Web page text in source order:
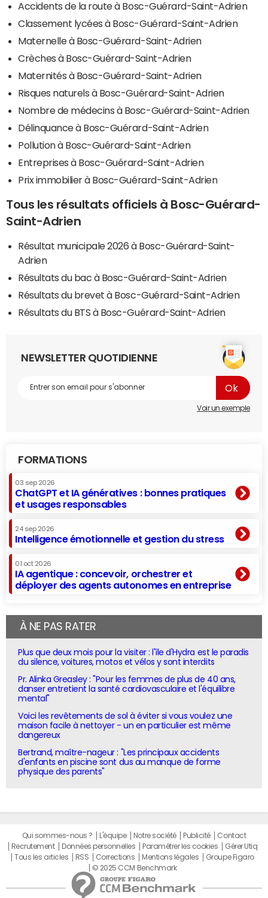
Accidents de la route à Bosc-Guérard-Saint-Adrien
Classement lycées à Bosc-Guérard-Saint-Adrien
Maternelle à Bosc-Guérard-Saint-Adrien
Crèches à Bosc-Guérard-Saint-Adrien
Maternités à Bosc-Guérard-Saint-Adrien
Risques naturels à Bosc-Guérard-Saint-Adrien
Nombre de médecins à Bosc-Guérard-Saint-Adrien
Délinquance à Bosc-Guérard-Saint-Adrien
Pollution à Bosc-Guérard-Saint-Adrien
Entreprises à Bosc-Guérard-Saint-Adrien
Prix immobilier à Bosc-Guérard-Saint-Adrien
Tous les résultats officiels à Bosc-Guérard-
Saint-Adrien
Résultat municipale 2026 à Bosc-Guérard-Saint-
Adrien
Résultats du bac à Bosc-Guérard-Saint-Adrien
Résultats du brevet à Bosc-Guérard-Saint-Adrien
Résultats du BTS à Bosc-Guérard-Saint-Adrien
NEWSLETTER QUOTIDIENNE
Voir un exemple
FORMATIONS
03 sep 2026
ChatGPT et IA génératives : bonnes pratiques
et usages responsables
24 sep 2026
Intelligence émotionnelle et gestion du stress
01 oct 2026
IA agentique : concevoir, orchestrer et
déployer des agents autonomes en entreprise
À NE PAS RATER
Plus que deux mois pour la visiter : l'île d'Hydra est le paradis
du silence, voitures, motos et vélos y sont interdits
Pr. Alinka Greasley : "Pour les femmes de plus de 40 ans,
danser entretient la santé cardiovasculaire et l'équilibre
mental"
Voici les revêtements de sol à éviter si vous voulez une
maison facile à nettoyer - un en particulier est même
dangereux
Bertrand, maître-nageur : "Les principaux accidents
d'enfants en piscine sont dus au manque de forme
physique des parents"
Qui sommes-nous ? L'équipe Notre société Publicité
Contact
Recrutement
Données personnelles Paramétrer les cookies
Gérer Utiq
Tous les articles
RSS Corrections Mentions légales
Groupe Figaro
© 2025 CCM Benchmark